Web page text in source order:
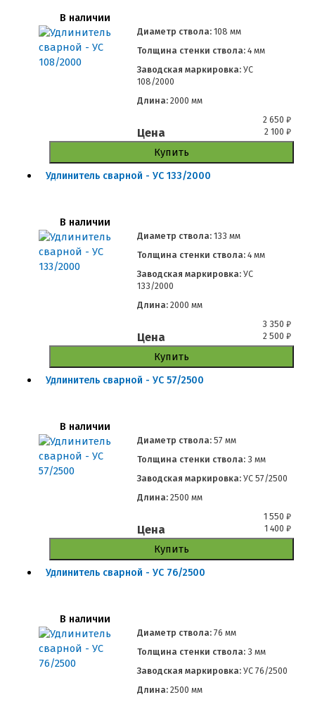
В наличии
Диаметр ствола:108 мм
Толщина стенки ствола:4 мм
Заводская маркировка:УС
108/2000
Длина:2000 мм
2 650₽
Цена 2 100₽
Купить
Удлинитель сварной - УС 133/2000
В наличии
Диаметр ствола:133 мм
Толщина стенки ствола:4 мм
Заводская маркировка:УС
133/2000
Длина:2000 мм
3 350₽
Цена 2 500₽
Купить
Удлинитель сварной - УС 57/2500
В наличии
Диаметр ствола:57 мм
Толщина стенки ствола:3 мм
Заводская маркировка:УС 57/2500
Длина:2500 мм
1 550₽
Цена 1 400₽
Купить
Удлинитель сварной - УС 76/2500
В наличии
Диаметр ствола:76 мм
Толщина стенки ствола:3 мм
Заводская маркировка:УС 76/2500
Длина:2500 мм